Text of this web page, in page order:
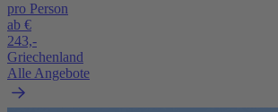
pro Person
ab €
243,-
Griechenland
Alle Angebote